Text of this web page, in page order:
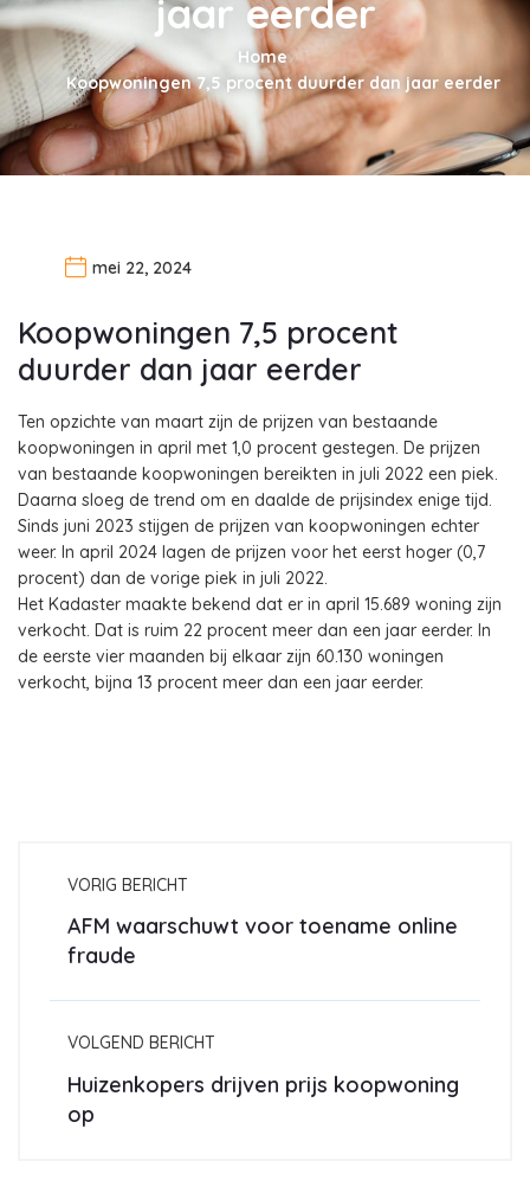
jaar eerder
Home
Koopwoningen 7,5 procent duurder dan jaar eerder
mei 22, 2024
Koopwoningen 7,5 procent
duurder dan jaar eerder
Ten opzichte van maart zijn de prijzen van bestaande
koopwoningen in april met 1,0 procent gestegen. De prijzen
van bestaande koopwoningen bereikten in juli 2022 een piek.
Daarna sloeg de trend om en daalde de prijsindex enige tijd.
Sinds juni 2023 stijgen de prijzen van koopwoningen echter
weer. In april 2024 lagen de prijzen voor het eerst hoger (0,7
procent) dan de vorige piek in juli 2022.
Het Kadaster maakte bekend dat er in april 15.689 woning zijn
verkocht. Dat is ruim 22 procent meer dan een jaar eerder. In
de eerste vier maanden bij elkaar zijn 60.130 woningen
verkocht, bijna 13 procent meer dan een jaar eerder.
VORIG BERICHT
AFM waarschuwt voor toename online
fraude
VOLGEND BERICHT
Huizenkopers drijven prijs koopwoning
op